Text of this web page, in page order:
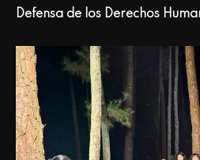
Defensa de los Derechos